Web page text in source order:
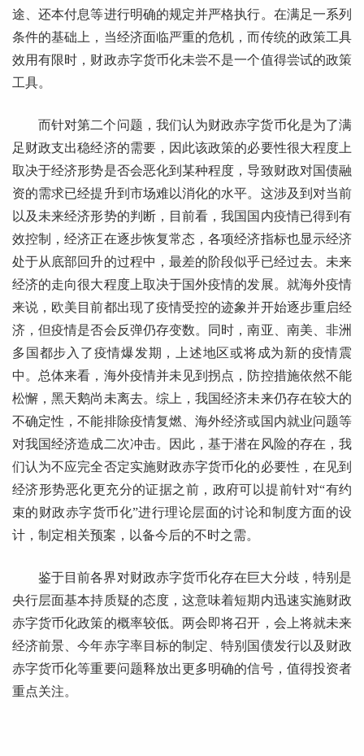
途、还本付息等进行明确的规定并严格执行。在满足一系列
条件的基础上，当经济面临严重的危机，而传统的政策工具
效用有限时，财政赤字货币化未尝不是一个值得尝试的政策
工具。
而针对第二个问题，我们认为财政赤字货币化是为了满
足财政支出稳经济的需要，因此该政策的必要性很大程度上
取决于经济形势是否会恶化到某种程度，导致财政对国债融
资的需求已经提升到市场难以消化的水平。这涉及到对当前
以及未来经济形势的判断，目前看，我国国内疫情已得到有
效控制，经济正在逐步恢复常态，各项经济指标也显示经济
处于从底部回升的过程中，最差的阶段似乎已经过去。未来
经济的走向很大程度上取决于国外疫情的发展。就海外疫情
来说，欧美目前都出现了疫情受控的迹象并开始逐步重启经
济，但疫情是否会反弹仍存变数。同时，南亚、南美、非洲
多国都步入了疫情爆发期，上述地区或将成为新的疫情震
中。总体来看，海外疫情并未见到拐点，防控措施依然不能
松懈，黑天鹅尚未离去。综上，我国经济未来仍存在较大的
不确定性，不能排除疫情复燃、海外经济或国内就业问题等
对我国经济造成二次冲击。因此，基于潜在风险的存在，我
们认为不应完全否定实施财政赤字货币化的必要性，在见到
经济形势恶化更充分的证据之前，政府可以提前针对“有约
束的财政赤字货币化”进行理论层面的讨论和制度方面的设
计，制定相关预案，以备今后的不时之需。
鉴于目前各界对财政赤字货币化存在巨大分歧，特别是
央行层面基本持质疑的态度，这意味着短期内迅速实施财政
赤字货币化政策的概率较低。两会即将召开，会上将就未来
经济前景、今年赤字率目标的制定、特别国债发行以及财政
赤字货币化等重要问题释放出更多明确的信号，值得投资者
重点关注。